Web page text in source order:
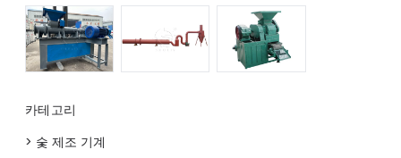
카테고리
> 숯 제조 기계